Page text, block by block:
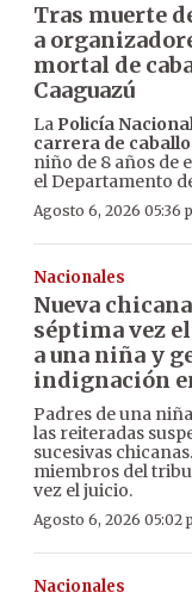
Tras muerte
a
mortal de
Caaguazú
La Policía
carrera de
niño de 8 años de
el Departamento
Agosto 6, 2026 05:36
Nacionales
Nueva
séptima vez
a una niña y
indignación
Padres de una
las reiteradas
sucesivas
miembros del
vez el juicio.
Agosto 6, 2026 05:02
Nacionales